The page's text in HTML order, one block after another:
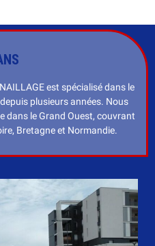
est spécialisé dans le
plusieurs années. Nous
dans le Grand Ouest, couvrant
Bretagne et Normandie.